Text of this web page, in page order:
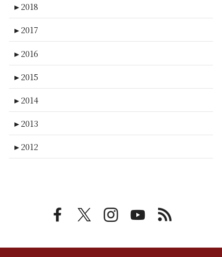
►2018
►2017
►2016
►2015
►2014
►2013
►2012